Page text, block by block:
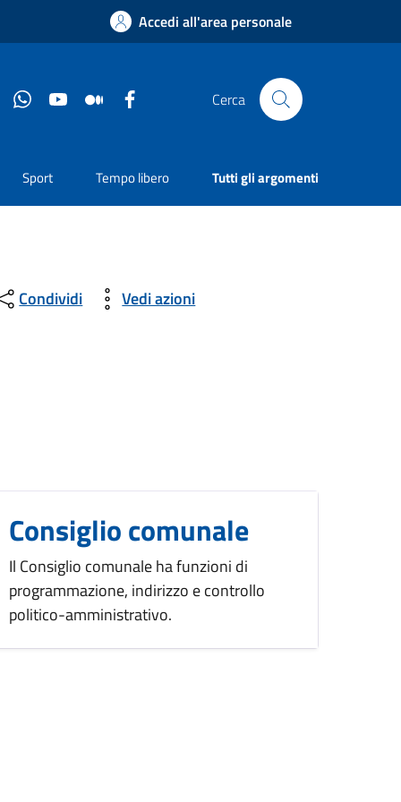
Accedi all'area personale
WhatsappYouTube Medium Cerca
Sport Tempo libero Tutti gli argomenti
Condividi Vedi azioni
Consiglio comunale
Il Consiglio comunale ha funzioni di
programmazione, indirizzo e controllo
politico-amministrativo.